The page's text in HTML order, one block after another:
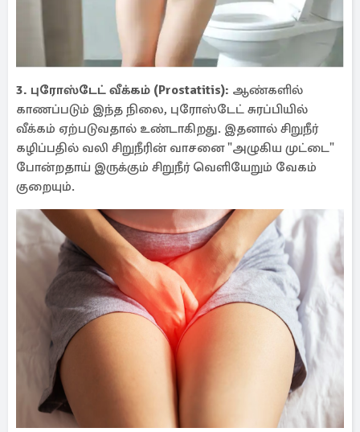
3. புரோஸ்டேட் வீக்கம் (Prostatitis): ஆண்களில்
காணப்படும் இந்த நிலை, புரோஸ்டேட் சுரப்பியில்
வீக்கம் ஏற்படுவதால் உண்டாகிறது. இதனால் சிறுநீர்
கழிப்பதில் வலி சிறுநீரின் வாசனை "அழுகிய முட்டை"
போன்றதாய் இருக்கும் சிறுநீர் வெளியேறும் வேகம்
குறையும்.